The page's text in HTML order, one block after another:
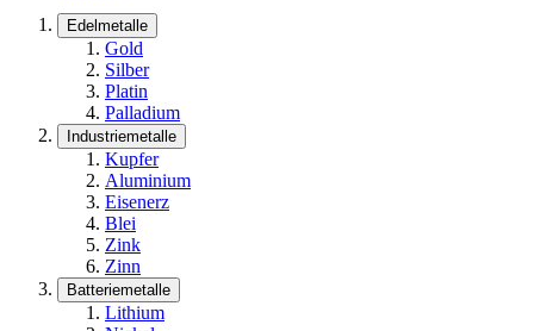
Edelmetalle
Gold
Silber
Platin
Palladium
Industriemetalle
Kupfer
Aluminium
Eisenerz
Blei
Zink
Zinn
Batteriemetalle
Lithium